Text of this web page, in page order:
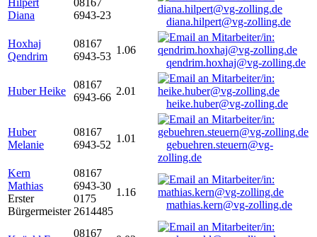
Hilpert
Diana
08167
6943-23
diana.hilpert@vg-zolling.de
Hoxhaj
Qendrim
08167
6943-53
1.06
qendrim.hoxhaj@vg-zolling.de
Huber Heike
08167
6943-66
2.01
heike.huber@vg-zolling.de
Huber
Melanie
08167
6943-52
1.01
gebuehren.steuern@vg-
zolling.de
Kern
Mathias
Erster
Bürgermeister
08167
6943-30
0175
2614485
1.16
mathias.kern@vg-zolling.de
08167